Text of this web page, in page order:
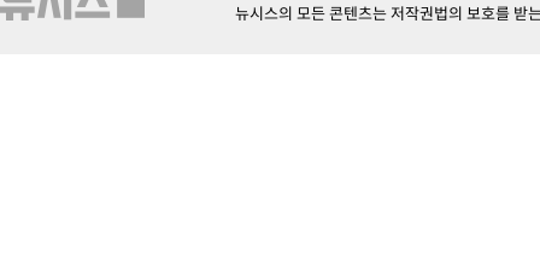
뉴시스의 모든 콘텐츠는 저작권법의 보호를